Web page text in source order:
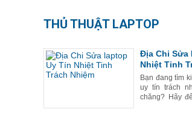
THỦ THUẬT LAPTOP
Địa Chi Sửa
Nhiệt Tinh
Bạn đang tìm
uy tín trách
chăng? Hãy